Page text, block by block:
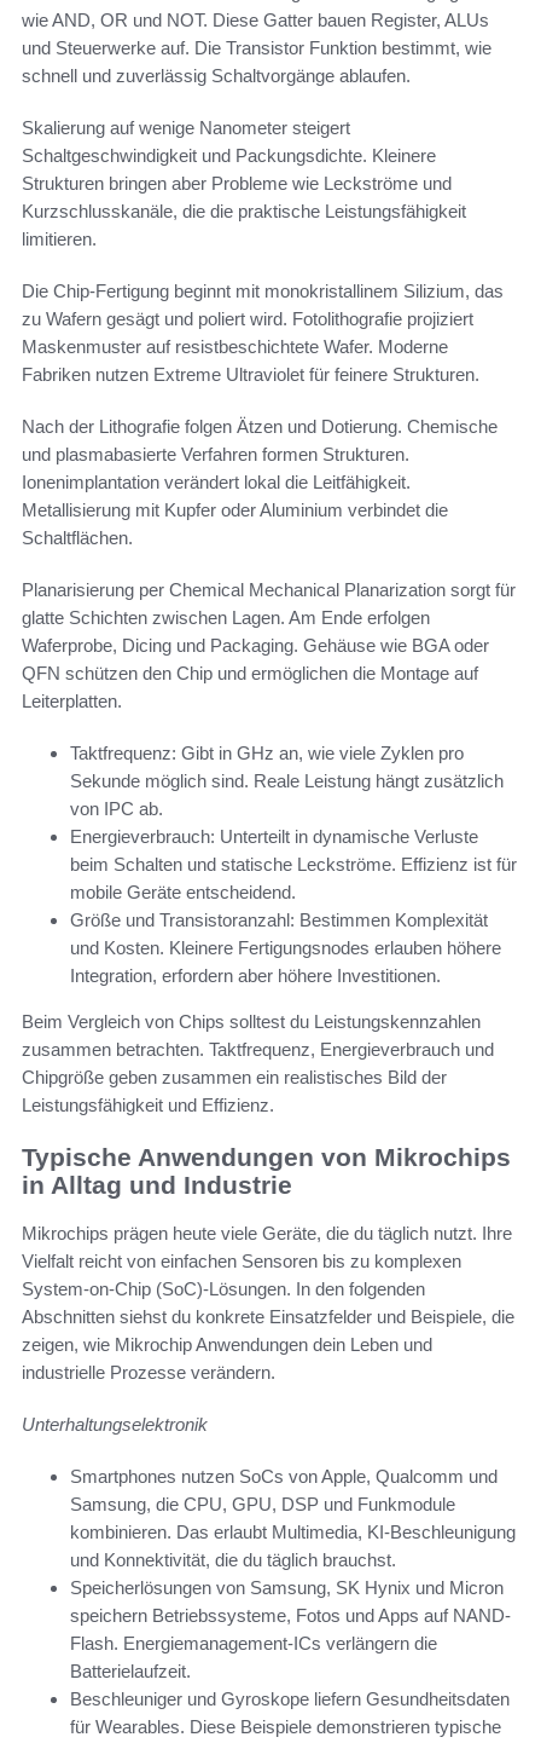
wie AND, OR und NOT. Diese Gatter bauen Register, ALUs
und Steuerwerke auf. Die Transistor Funktion bestimmt, wie
schnell und zuverlässig Schaltvorgänge ablaufen.
Skalierung auf wenige Nanometer steigert
Schaltgeschwindigkeit und Packungsdichte. Kleinere
Strukturen bringen aber Probleme wie Leckströme und
Kurzschlusskanäle, die die praktische Leistungsfähigkeit
limitieren.
Die Chip-Fertigung beginnt mit monokristallinem Silizium, das
zu Wafern gesägt und poliert wird. Fotolithografie projiziert
Maskenmuster auf resistbeschichtete Wafer. Moderne
Fabriken nutzen Extreme Ultraviolet für feinere Strukturen.
Nach der Lithografie folgen Ätzen und Dotierung. Chemische
und plasmabasierte Verfahren formen Strukturen.
Ionenimplantation verändert lokal die Leitfähigkeit.
Metallisierung mit Kupfer oder Aluminium verbindet die
Schaltflächen.
Planarisierung per Chemical Mechanical Planarization sorgt für
glatte Schichten zwischen Lagen. Am Ende erfolgen
Waferprobe, Dicing und Packaging. Gehäuse wie BGA oder
QFN schützen den Chip und ermöglichen die Montage auf
Leiterplatten.
Taktfrequenz: Gibt in GHz an, wie viele Zyklen pro
Sekunde möglich sind. Reale Leistung hängt zusätzlich
von IPC ab.
Energieverbrauch: Unterteilt in dynamische Verluste
beim Schalten und statische Leckströme. Effizienz ist für
mobile Geräte entscheidend.
Größe und Transistoranzahl: Bestimmen Komplexität
und Kosten. Kleinere Fertigungsnodes erlauben höhere
Integration, erfordern aber höhere Investitionen.
Beim Vergleich von Chips solltest du Leistungskennzahlen
zusammen betrachten. Taktfrequenz, Energieverbrauch und
Chipgröße geben zusammen ein realistisches Bild der
Leistungsfähigkeit und Effizienz.
Typische Anwendungen von Mikrochips
in Alltag und Industrie
Mikrochips prägen heute viele Geräte, die du täglich nutzt. Ihre
Vielfalt reicht von einfachen Sensoren bis zu komplexen
System-on-Chip (SoC)-Lösungen. In den folgenden
Abschnitten siehst du konkrete Einsatzfelder und Beispiele, die
zeigen, wie Mikrochip Anwendungen dein Leben und
industrielle Prozesse verändern.
Unterhaltungselektronik
Smartphones nutzen SoCs von Apple, Qualcomm und
Samsung, die CPU, GPU, DSP und Funkmodule
kombinieren. Das erlaubt Multimedia, KI-Beschleunigung
und Konnektivität, die du täglich brauchst.
Speicherlösungen von Samsung, SK Hynix und Micron
speichern Betriebssysteme, Fotos und Apps auf NAND-
Flash. Energiemanagement-ICs verlängern die
Batterielaufzeit.
Beschleuniger und Gyroskope liefern Gesundheitsdaten
für Wearables. Diese Beispiele demonstrieren typische